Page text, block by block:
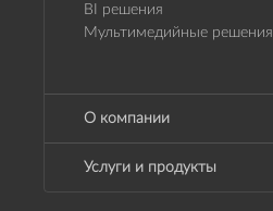
BI решения
Мультимедийные решения
О компании
Услуги и продукты